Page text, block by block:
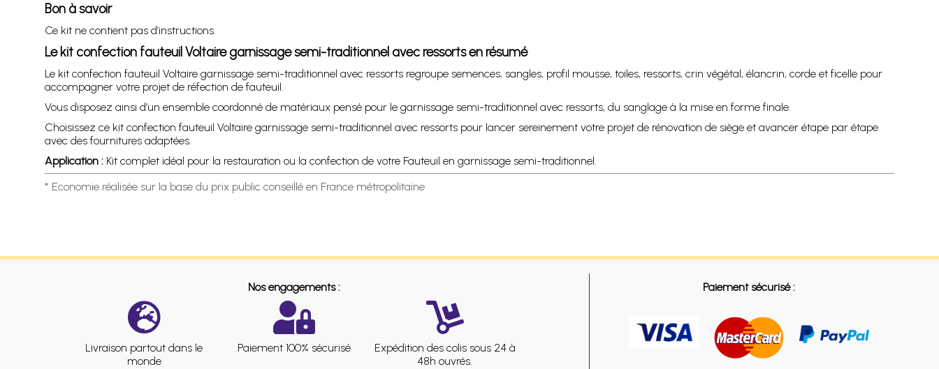
Bon à savoir
Ce kit ne contient pas d’instructions.
Le kit confection fauteuil Voltaire garnissage semi-traditionnel avec ressorts en résumé
Le kit confection fauteuil Voltaire garnissage semi-traditionnel avec ressorts regroupe semences, sangles, profil mousse, toiles, ressorts, crin végétal, élancrin, corde et ficelle pour
accompagner votre projet de réfection de fauteuil.
Vous disposez ainsi d’un ensemble coordonné de matériaux pensé pour le garnissage semi-traditionnel avec ressorts, du sanglage à la mise en forme finale.
Choisissez ce kit confection fauteuil Voltaire garnissage semi-traditionnel avec ressorts pour lancer sereinement votre projet de rénovation de siège et avancer étape par étape
avec des fournitures adaptées.
Application :Kit complet idéal pour la restauration ou la confection de votre Fauteuil en garnissage semi-traditionnel.
* Economie réalisée sur la base du prix public conseillé en France métropolitaine
Nos engagements :
Livraison partout dans le
monde
Paiement 100% sécurisé
Expédition des colis sous 24 à
48h ouvrés.
Paiement sécurisé :